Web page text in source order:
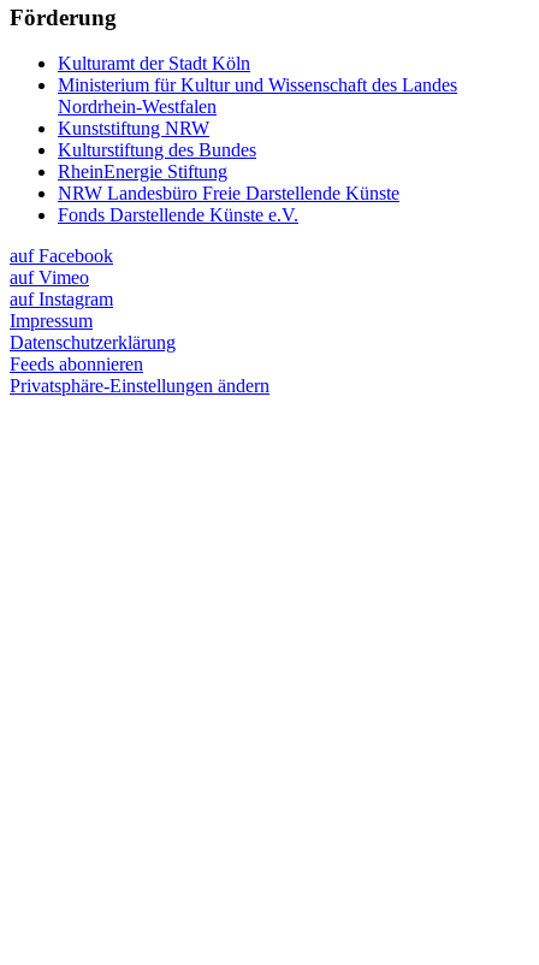
Förderung
Kulturamt der Stadt Köln
Ministerium für Kultur und Wissenschaft des Landes
Nordrhein-Westfalen
Kunststiftung NRW
Kulturstiftung des Bundes
RheinEnergie Stiftung
NRW Landesbüro Freie Darstellende Künste
Fonds Darstellende Künste e.V.
auf Facebook
auf Vimeo
auf Instagram
Impressum
Datenschutzerklärung
Feeds abonnieren
Privatsphäre-Einstellungen ändern